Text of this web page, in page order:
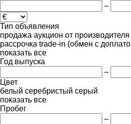
–
Тип объявления
продажа аукцион от производителя
рассрочка trade-in (обмен с
показать все
Год выпуска
–
Цвет
белый серебристый серый
показать все
Пробег
–